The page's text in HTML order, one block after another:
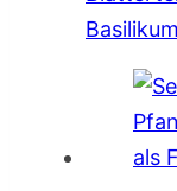
Basilikum